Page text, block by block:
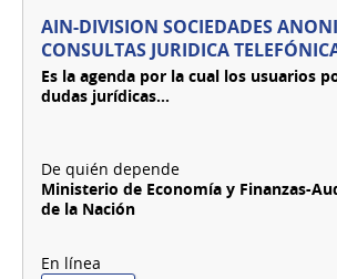
ANONIMAS-
CONSULTAS
CONTABLES
TELEFÓNICAS
AIN-DIVISION SOCIEDADES
CONSULTAS JURIDICA
Es la agenda por la cual los usuarios
dudas jurídicas...
Ministerio de Economía y Finanzas-
de la Nación